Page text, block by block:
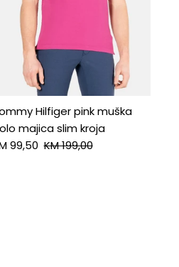
Hilfiger pink muška
majica slim kroja
99,50 KM 199,00